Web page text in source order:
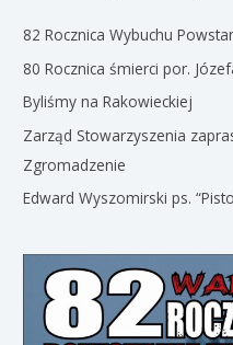
82 Rocznica Wybuchu
80 Rocznica śmierci por.
Byliśmy na Rakowieckiej
Zarząd Stowarzyszenia
Zgromadzenie
Edward Wyszomirski ps.